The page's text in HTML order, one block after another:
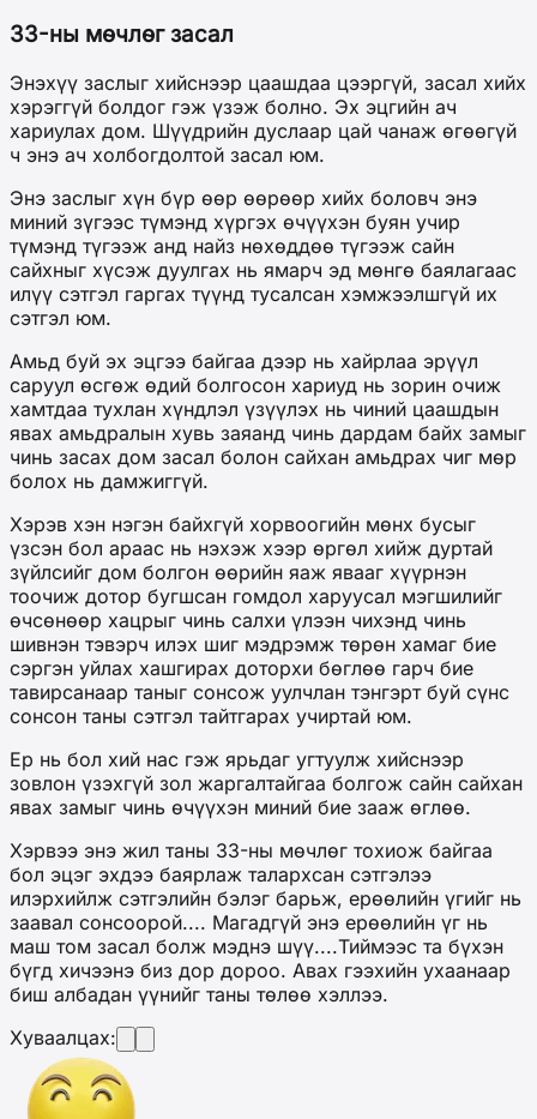
33-ны мөчлөг засал
Энэхүү заслыг хийснээр цаашдаа цээргүй, засал хийх
хэрэггүй болдог гэж үзэж болно. Эх эцгийн ач
хариулах дом. Шүүдрийн дуслаар цай чанаж өгөөгүй
ч энэ ач холбогдолтой засал юм.
Энэ заслыг хүн бүр өөр өөрөөр хийх боловч энэ
миний зүгээс түмэнд хүргэх өчүүхэн буян учир
түмэнд түгээж анд найз нөхөддөө түгээж сайн
сайхныг хүсэж дуулгах нь ямарч эд мөнгө баялагаас
илүү сэтгэл гаргах түүнд тусалсан хэмжээлшгүй их
сэтгэл юм.
Амьд буй эх эцгээ байгаа дээр нь хайрлаа эрүүл
саруул өсгөж өдий болгосон хариуд нь зорин очиж
хамтдаа тухлан хүндлэл үзүүлэх нь чиний цаашдын
явах амьдралын хувь заяанд чинь дардам байх замыг
чинь засах дом засал болон сайхан амьдрах чиг мөр
болох нь дамжиггүй.
Хэрэв хэн нэгэн байхгүй хорвоогийн мөнх бусыг
үзсэн бол араас нь нэхэж хээр өргөл хийж дуртай
зүйлсийг дом болгон өөрийн яаж явааг хүүрнэн
тоочиж дотор бугшсан гомдол харуусал мэгшилийг
өчсөнөөр хацрыг чинь салхи үлээн чихэнд чинь
шивнэн тэвэрч илэх шиг мэдрэмж төрөн хамаг бие
сэргэн уйлах хашгирах доторхи бөглөө гарч бие
тавирсанаар таныг сонсож уулчлан тэнгэрт буй сүнс
сонсон таны сэтгэл тайтгарах учиртай юм.
Ер нь бол хий нас гэж ярьдаг угтуулж хийснээр
зовлон үзэхгүй зол жаргалтайгаа болгож сайн сайхан
явах замыг чинь өчүүхэн миний бие зааж өглөө.
Хэрвээ энэ жил таны 33-ны мөчлөг тохиож байгаа
бол эцэг эхдээ баярлаж талархсан сэтгэлээ
илэрхийлж сэтгэлийн бэлэг барьж, ерөөлийн үгийг нь
заавал сонсоорой.... Магадгүй энэ ерөөлийн үг нь
маш том засал болж мэднэ шүү....Тиймээс та бүхэн
бүгд хичээнэ биз дор дороо. Авах гээхийн ухаанаар
биш албадан үүнийг таны төлөө хэллээ.
Хуваалцах: